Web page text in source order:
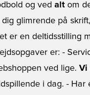
og ved alt om
glimrende på
er en deltidsstilling
er: -
ved lige. Vi
i dag. - Har